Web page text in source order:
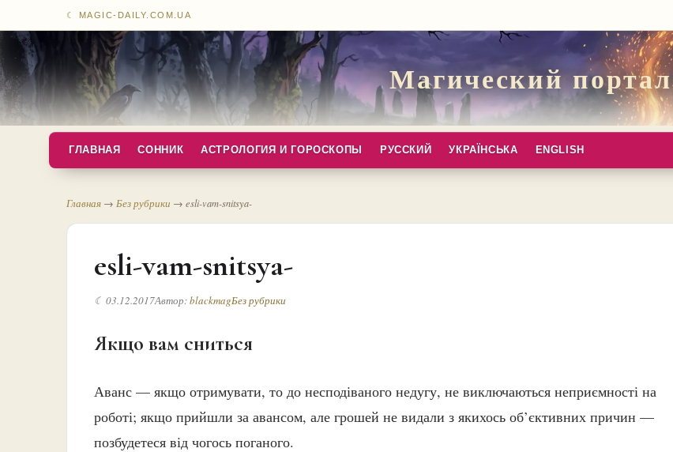
☾ MAGIC-DAILY.COM.UA
Магический портал
ГЛАВНАЯ СОННИК АСТРОЛОГИЯ И ГОРОСКОПЫ РУССКИЙ УКРАЇНСЬКА ENGLISH
Главная → Без рубрики → esli-vam-snitsya-
esli-vam-snitsya-
☾ 03.12.2017Автор:blackmagБез рубрики
Якщо вам сниться
Аванс — якщо отримувати, то до несподіваного недугу, не виключаються неприємності на
роботі; якщо прийшли за авансом, але грошей не видали з якихось об’єктивних причин —
позбудетеся від чогось поганого.